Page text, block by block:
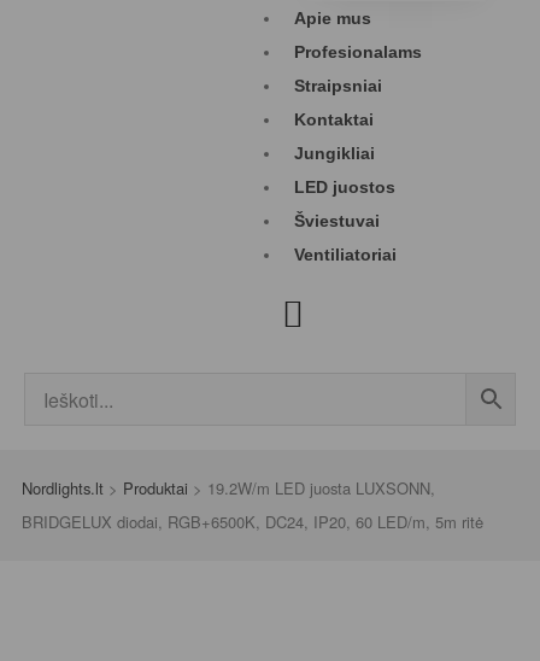
Apie mus
Profesionalams
Straipsniai
Kontaktai
Jungikliai
LED juostos
Šviestuvai
Ventiliatoriai
Nordlights.lt > Produktai > 19.2W/m LED juosta LUXSONN,
BRIDGELUX diodai, RGB+6500K, DC24, IP20, 60 LED/m, 5m ritė